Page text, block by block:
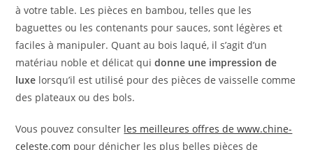
à votre table. Les pièces en bambou, telles que les
baguettes ou les contenants pour sauces, sont légères et
faciles à manipuler. Quant au bois laqué, il s’agit d’un
matériau noble et délicat quidonne une impression de
luxe lorsqu’il est utilisé pour des pièces de vaisselle comme
des plateaux ou des bols.
Vous pouvez consulter les meilleures offres de www.chine-
celeste.com pour dénicher les plus belles pièces de